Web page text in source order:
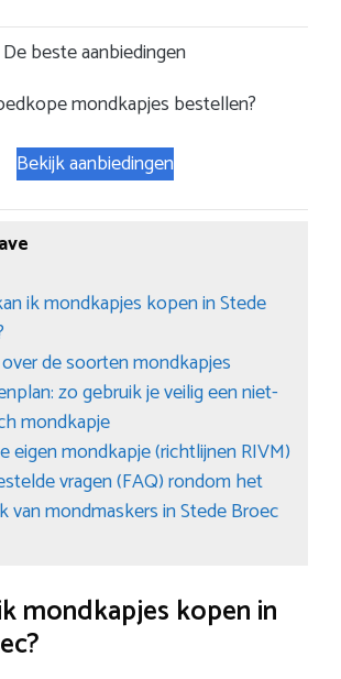
De beste aanbiedingen
mondkapjes bestellen?
Bekijk aanbiedingen
ik mondkapjes kopen in Stede
de soorten mondkapjes
zo gebruik je veilig een niet-
mondkapje
eigen mondkapje (richtlijnen RIVM)
vragen (FAQ) rondom het
van mondmaskers in Stede Broec
mondkapjes kopen in